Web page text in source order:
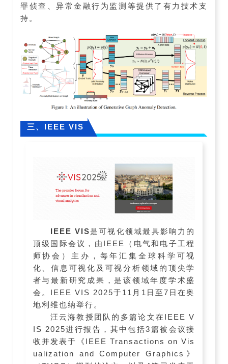
罪侦查、异常金融行为监测等提供了有力技术支
持。
三、IEEE VIS
IEEE VIS是可视化领域最具影响力的
顶级国际会议，由IEEE（电气和电子工程
师协会）主办，每年汇集全球科学可视
化、信息可视化及可视分析领域的顶尖学
者与最新研究成果，是该领域年度学术盛
会。IEEE VIS 2025于11月1日至7日在奥
地利维也纳举行。
汪云海教授团队的多篇论文在IEEE V
IS 2025进行报告，其中包括3篇被会议接
收并发表于《IEEE Transactions on Vis
ualization and Computer Graphics》